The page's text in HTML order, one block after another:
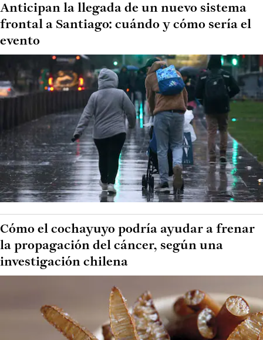
Anticipan la llegada de un nuevo sistema
frontal a Santiago: cuándo y cómo sería el
evento
Cómo el cochayuyo podría ayudar a frenar
la propagación del cáncer, según una
investigación chilena